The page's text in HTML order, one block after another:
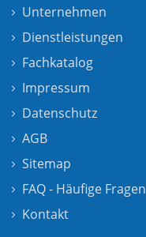
Unternehmen
Dienstleistungen
Fachkatalog
Impressum
Datenschutz
AGB
Sitemap
FAQ - Häufige Fragen
Kontakt